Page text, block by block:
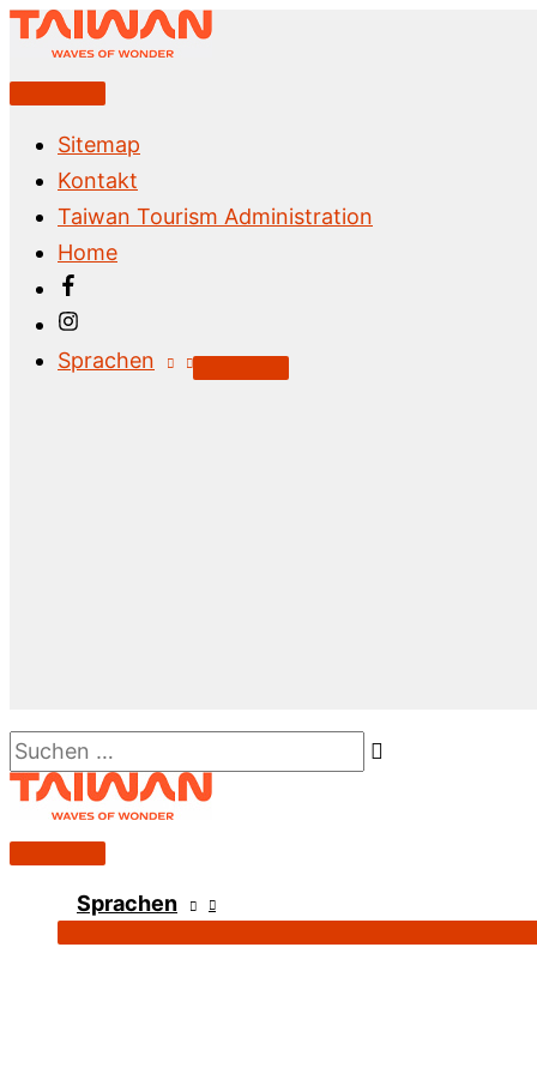
Zum
Inhalt
springenAbove
Sitemap
Kontakt
Taiwan Tourism Administration
Home
Sprachen
Suchen …
Hauptmenü
Sprachen